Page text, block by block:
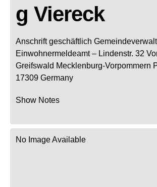
g Viereck
Anschrift geschäftlich
Einwohnermeldeamt – Lindenstr. 32
Greifswald Mecklenburg-Vorpommern
17309 Germany
Show Notes
No Image Available